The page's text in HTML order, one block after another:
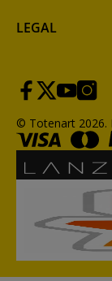
LEGAL
© Totenart 2026.